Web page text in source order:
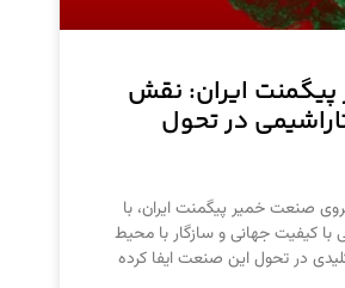
پیگمنت ایران: نقش
در تحول
صنعت خمیر پیگمنت ایران، با
با کیفیت جهانی و سازگار با محیط
در تحول این صنعت ایفا کرده